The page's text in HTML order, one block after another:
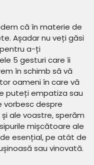
că în materie de
Așadar nu veți găsi
pentru a-ți
5 gesturi care îi
în schimb să vă
oameni în care vă
puteți empatiza sau
vorbesc despre
ale voastre, sperăm
mișcătoare ale
esențial, pe atât de
sau vinovată.